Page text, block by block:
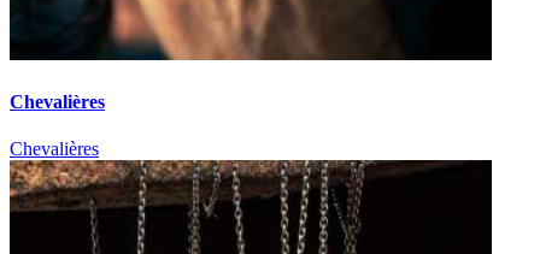
Chevalières
Chevalières